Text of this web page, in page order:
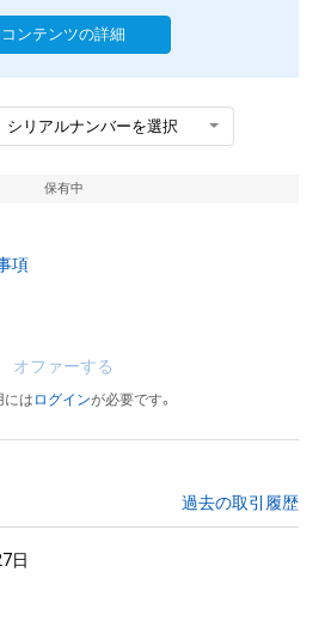
コンテンツの詳細
シリアルナンバーを選択
保有中
項
オファーする
には ログインが必要です。
過去の取引履歴
日